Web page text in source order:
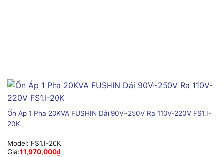
Ổn Áp 1 Pha 20KVA FUSHIN Dải 90V~250V Ra 110V-220V FS1.I-
20K
Model: FS1.I-20K
Giá:11,970,000₫